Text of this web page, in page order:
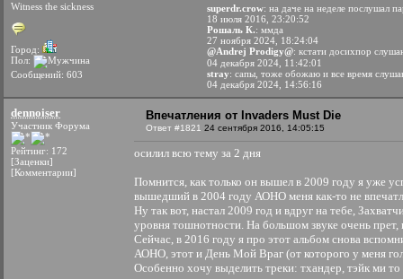
Witness the sickness
Город:
Пол:
Сообщений: 603
superdr.crow: на даче на неделе послушал
18 июля 2016, 23:20:52
Рошаль К.: ммда
27 ноября 2024, 18:24:04
@Andrej Prodigy@: кстати досихпор
04 декабря 2024, 11:42:01
stray: сапы, тоже обожаю и все время
04 декабря 2024, 14:56:16
dennoiser
Участник Форума
Рейтинг: 172
[Заценки]
[Комментарии]
Впечатления от Invaders Must Die
Ответ #1821 24 сентября 2016, 14:05:15
осилил всю тему за 2 дня
Помнится, как только он вышел в 2009 году я уже
вышедший в 2004 году АОНО меня как-то не
Ну так вот, настал 2009 год и вдруг на тебе,
уровня тошнотности. На большом звуке очень
Сейчас, в 2016 году я про этот альбом снова
АОНО, этот и День Мой Враг (от которого у меня
Особенно хочу выделить треки: тхандер, тэйк ми